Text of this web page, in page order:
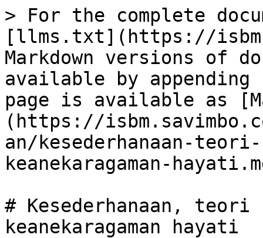
> For the complete
[llms.txt](https://
Markdown versions of
available by
page is available as
(https://
an/kesederhanaan-
keanekaragaman-
# Kesederhanaan, teori
keanekaragaman hayati